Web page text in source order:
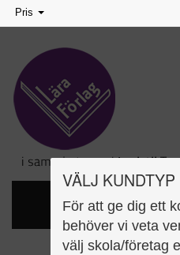
VÄLJ KUNDTYP
För att ge dig ett
behöver vi veta
välj skola/företag
Toggle
navigation
Pris